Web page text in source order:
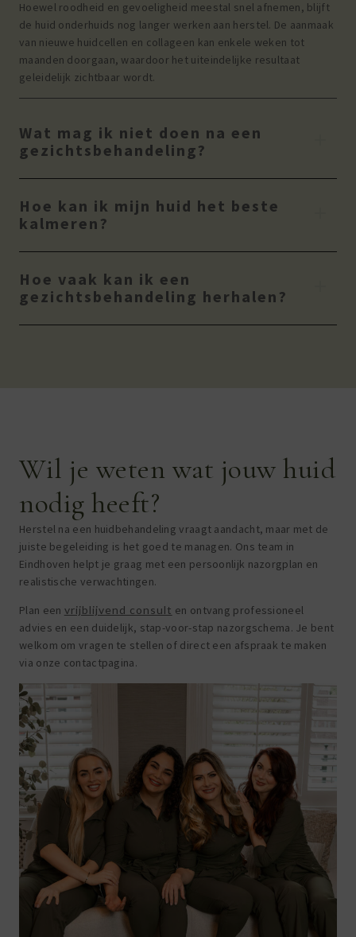
Hoewel roodheid en gevoeligheid meestal snel afnemen, blijft
de huid onderhuids nog langer werken aan herstel. De aanmaak
van nieuwe huidcellen en collageen kan enkele weken tot
maanden doorgaan, waardoor het uiteindelijke resultaat
geleidelijk zichtbaar wordt.
Wat mag ik niet doen na een
gezichtsbehandeling?
Hoe kan ik mijn huid het beste
kalmeren?
Hoe vaak kan ik een
gezichtsbehandeling herhalen?
Wil je weten wat jouw huid
nodig heeft?
Herstel na een huidbehandeling vraagt aandacht, maar met de
juiste begeleiding is het goed te managen. Ons team in
Eindhoven helpt je graag met een persoonlijk nazorgplan en
realistische verwachtingen.
Plan een vrijblijvend consult en ontvang professioneel
advies en een duidelijk, stap-voor-stap nazorgschema. Je bent
welkom om vragen te stellen of direct een afspraak te maken
via onze contactpagina.